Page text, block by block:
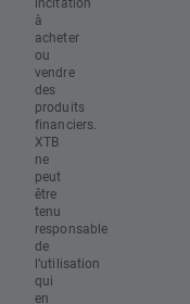
à
acheter
ou
vendre
des
produits
financiers.
XTB
ne
peut
être
tenu
responsable
de
l’utilisation
qui
en